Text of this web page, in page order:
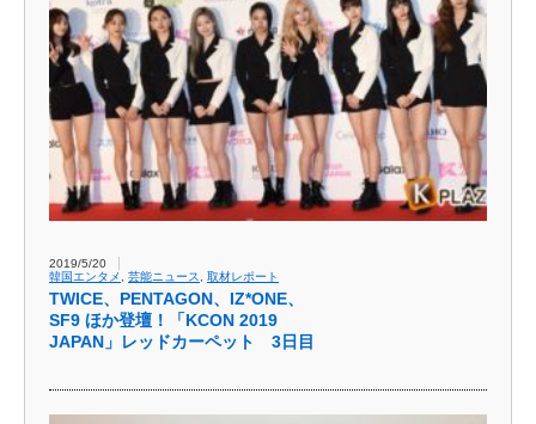
2019/5/20
韓国エンタメ
芸能ニュース 取材レポート
TWICE、PENTAGON、IZ*ONE、
SF9 ほか登壇！「KCON 2019
JAPAN」レッドカーペット 3日目